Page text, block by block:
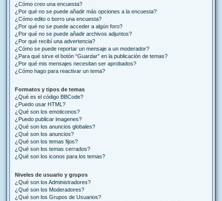
¿Cómo creo una encuesta?
¿Por qué no se puede añadir más opciones a la encuesta?
¿Cómo edito o borro una encuesta?
¿Por qué no se puede acceder a algún foro?
¿Por qué no se puede añadir archivos adjuntos?
¿Por qué recibí una advertencia?
¿Cómo se puede reportar un mensaje a un moderador?
¿Para qué sirve el botón “Guardar” en la publicación de temas?
¿Por qué mis mensajes necesitan ser aprobados?
¿Cómo hago para reactivar un tema?
Formatos y tipos de temas
¿Qué es el código BBCode?
¿Puedo usar HTML?
¿Qué son los emoticonos?
¿Puedo publicar imagenes?
¿Qué son los anuncios globales?
¿Qué son los anuncios?
¿Qué son los temas fijos?
¿Qué son los temas cerrados?
¿Qué son los iconos para los temas?
Niveles de usuario y grupos
¿Qué son los Administradores?
¿Qué son los Moderadores?
¿Qué son los Grupos de Usuarios?